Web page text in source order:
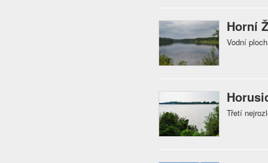
Horní
Vodní
Třetí